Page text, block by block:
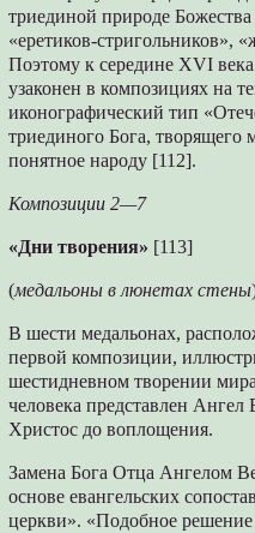
триединой природе
«еретиков-стригольников»,
Поэтому к середине XVI
узаконен в композициях на
иконографический тип
триединого Бога, творящего
понятное народу [112].
Композиции 2—7
«Дни творения» [113]
(медальоны в люнетах стены
В шести медальонах,
первой композиции,
шестидневном творении
человека представлен Ангел
Христос до воплощения.
Замена Бога Отца Ангелом
основе евангельских
церкви». «Подобное